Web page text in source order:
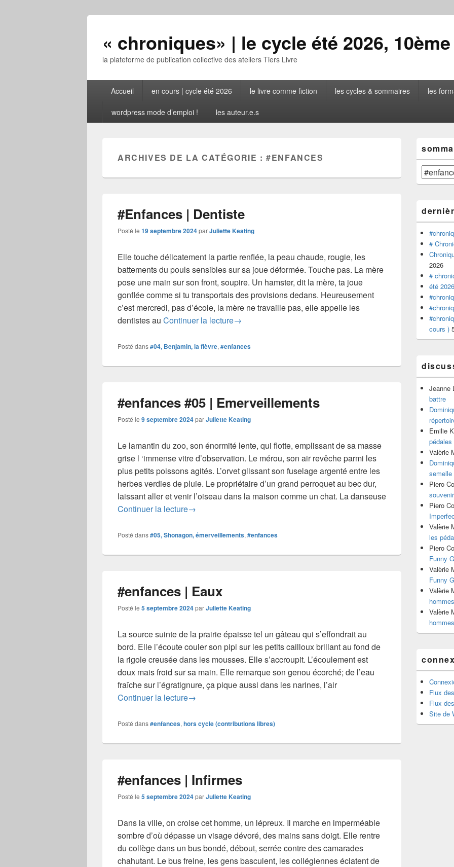
« chroniques» | le cycle été 2026,
la plateforme de publication collective des ateliers Tiers Livre
principalAccueil en cours | cycle été 2026 le livre comme fiction les cycles & sommaires les
wordpress mode d’emploi ! les auteur.e.s
ARCHIVES DE LA CATÉGORIE :#ENFANCES
#Enfances | Dentiste
Posté le 19 septembre 2024parJuliette Keating
Elle touche délicatement la partie renflée, la peau chaude, rougie, les
battements du pouls sensibles sur sa joue déformée. Touche pas. La mère
pose une main sur son front, soupire. Un hamster, dit la mère, ta joue
gonflée comme si tu transportais des provisions dedans. Heureusement
c’est mercredi, pas d’école, la mère ne travaille pas, elle appelle les
dentistes au Continuer la lecture#Enfances | Dentiste
→
Posté dans#04, Benjamin, la fièvre, #enfances
#enfances #05 | Emerveillements
Posté le 9 septembre 2024parJuliette Keating
Le lamantin du zoo, son énormité lente, qui flotte, emplissant de sa masse
grise l ‘immense vitre d’observation. Le mérou, son air revêche parmi les
plus petits poissons agités. L’orvet glissant son fuselage argenté entre les
herbes verdies de pluie. Le propriétaire d’un grand perroquet au bec dur,
laissant aller et venir l’oiseau dans la maison comme un chat. La danseuse
Continuer la lecture#enfances #05 | Emerveillements
→
Posté dans#05, Shonagon, émerveillements, #enfances
#enfances | Eaux
Posté le 5 septembre 2024parJuliette Keating
La source suinte de la prairie épaisse tel un gâteau qui s’effondrait au
bord. Elle l’écoute couler son pipi sur les petits cailloux brillant au fond de
la rigole creusée dans les mousses. Elle s’accroupit. L’écoulement est
doux mais froid sur sa main. Elle remarque son genou écorché; de l’eau
fraîche sur l’égratignure, ça pique aussi dans les narines, l’air
Continuer la lecture#enfances | Eaux
→
Posté dans#enfances, hors cycle (contributions libres)
#enfances | Infirmes
Posté le 5 septembre 2024parJuliette Keating
Dans la ville, on croise cet homme, un lépreux. Il marche en imperméable
sombre d’où dépasse un visage dévoré, des mains sans doigt. Elle rentre
du collège dans un bus bondé, débout, serrée contre des camarades
chahutant. Le bus freine, les gens basculent, les collégiennes éclatent de
principale
de
widget
pour
la
latérale
sommaire
général
#
2026
#
été
cours )
Jeanne
battre
Emilie
pédales
Valèrie
semelle
Piero
Piero
Valèrie
les
Piero
Funny
Valèrie
Funny
Valèrie
Valèrie
Flux
Flux
Site de